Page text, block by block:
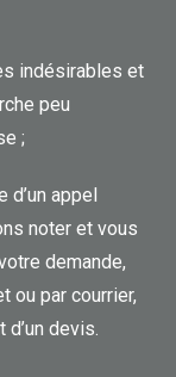
indésirables et
peu
;
appel
noter et vous
demande,
ou par courrier,
devis.